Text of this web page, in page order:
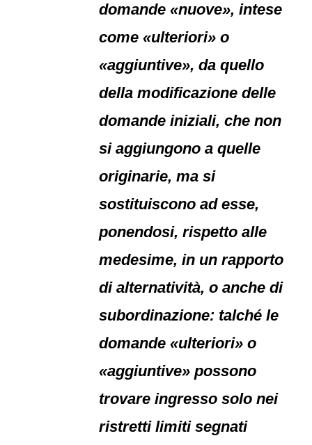
domande «nuove», intese
come «ulteriori» o
«aggiuntive», da quello
della modificazione delle
domande iniziali, che non
si aggiungono a quelle
originarie, ma si
sostituiscono ad esse,
ponendosi, rispetto alle
medesime, in un rapporto
di alternatività, o anche di
subordinazione: talché le
domande «ulteriori» o
«aggiuntive» possono
trovare ingresso solo nei
ristretti limiti segnati